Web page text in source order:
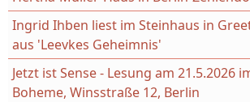
Ingrid Ihben liest im Steinhaus in
aus 'Leevkes Geheimnis'
Jetzt ist Sense - Lesung am 21.5.2026
Boheme, Winsstraße 12, Berlin